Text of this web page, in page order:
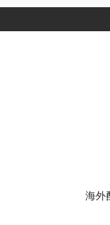
海外